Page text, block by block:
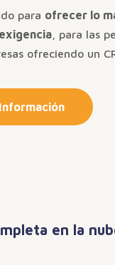
para ofrecer lo
, para las
ofreciendo un
en la